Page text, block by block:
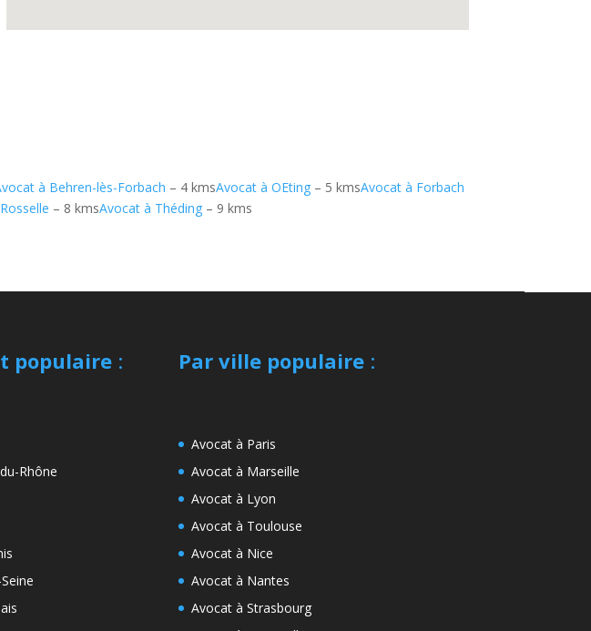
à Behren-lès-Forbach – 4 kmsAvocat à OEting – 5 kmsAvocat à Forbach
– 8 kmsAvocat à Théding – 9 kms
populaire:
Rhône
Par ville populaire:
Avocat à Paris
Avocat à Marseille
Avocat à Lyon
Avocat à Toulouse
Avocat à Nice
Avocat à Nantes
Avocat à Strasbourg